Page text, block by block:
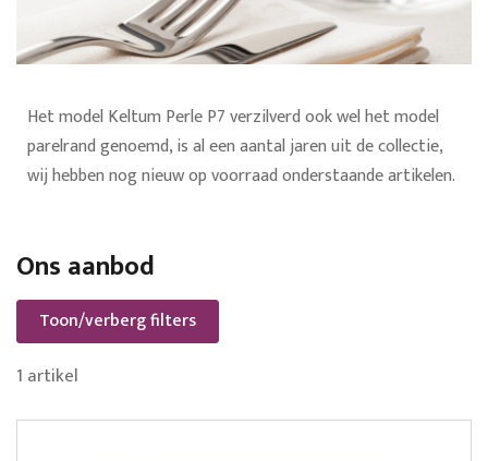
Het model Keltum Perle P7 verzilverd ook wel het model
parelrand genoemd, is al een aantal jaren uit de collectie,
wij hebben nog nieuw op voorraad onderstaande artikelen.
Ons aanbod
Toon/verberg filters
1 artikel